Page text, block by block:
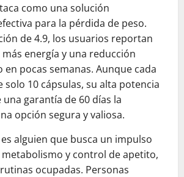
como una solución
para la pérdida de peso.
de 4.9, los usuarios reportan
energía y una reducción
en pocas semanas. Aunque cada
solo 10 cápsulas, su alta potencia
garantía de 60 días la
opción segura y valiosa.
alguien que busca un impulso
y control de apetito,
ocupadas. Personas